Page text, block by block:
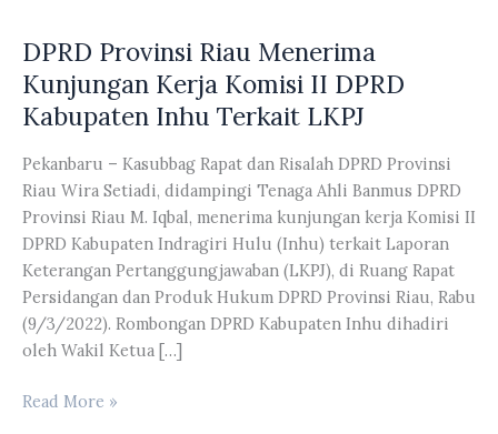
DPRD Provinsi Riau Menerima
Kunjungan Kerja Komisi II DPRD
Kabupaten Inhu Terkait LKPJ
Pekanbaru – Kasubbag Rapat dan Risalah DPRD Provinsi
Riau Wira Setiadi, didampingi Tenaga Ahli Banmus DPRD
Provinsi Riau M. Iqbal, menerima kunjungan kerja Komisi II
DPRD Kabupaten Indragiri Hulu (Inhu) terkait Laporan
Keterangan Pertanggungjawaban (LKPJ), di Ruang Rapat
Persidangan dan Produk Hukum DPRD Provinsi Riau, Rabu
(9/3/2022). Rombongan DPRD Kabupaten Inhu dihadiri
oleh Wakil Ketua […]
DPRD
Read More »